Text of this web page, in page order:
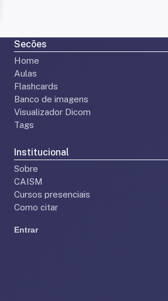
Secões
Home
Aulas
Flashcards
Banco de imagens
Visualizador Dicom
Tags
Institucional
Sobre
CAISM
Cursos presenciais
Como citar
Entrar